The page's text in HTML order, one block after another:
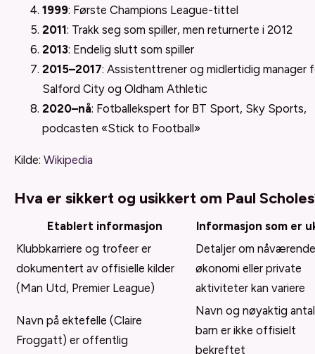
1999: Første Champions League-tittel
2011: Trakk seg som spiller, men returnerte i 2012
2013: Endelig slutt som spiller
2015–2017: Assistenttrener og midlertidig manager
Salford City og Oldham Athletic
2020–nå: Fotballekspert for BT Sport, Sky Sports,
podcasten «Stick to Football»
Kilde: Wikipedia
Hva er sikkert og usikkert om Paul
Etablert informasjon
Informasjon som er
Klubbkarriere og trofeer er
dokumentert av offisielle kilder
(Man Utd, Premier League)
Detaljer om nåværende
økonomi eller private
aktiviteter kan variere
Navn på ektefelle (Claire
Froggatt) er offentlig
Navn og nøyaktig
barn er ikke offisielt
bekreftet